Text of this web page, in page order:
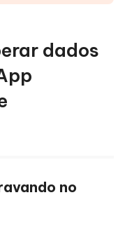
dados
no